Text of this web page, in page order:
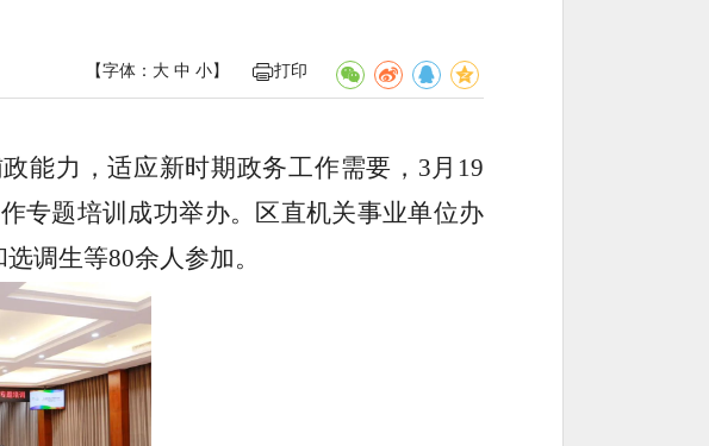
【字体： 大 中 小】 打印
能力，适应新时期政务工作需要， 3月19
专题培训成功举办。区直机关事业单位办
调生等80余人参加。